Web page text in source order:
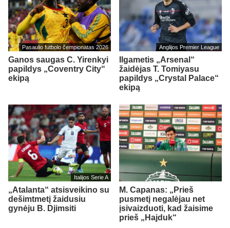
Pasaulio futbolo čempionatas 2026
Ganos saugas C. Yirenkyi
papildys „Coventry City“
ekipą
Anglijos Premier League
Ilgametis „Arsenal“
žaidėjas T. Tomiyasu
papildys „Crystal Palace“
ekipą
Italijos Serie A
„Atalanta“ atsisveikino su
dešimtmetį žaidusiu
gynėju B. Djimsiti
M. Capanas: „Prieš
pusmetį negalėjau net
įsivaizduoti, kad žaisime
prieš „Hajduk“